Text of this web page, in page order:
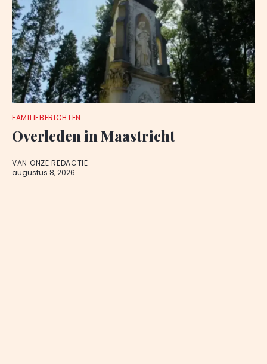
FAMILIEBERICHTEN
Overleden in Maastricht
VAN ONZE REDACTIE
augustus 8, 2026